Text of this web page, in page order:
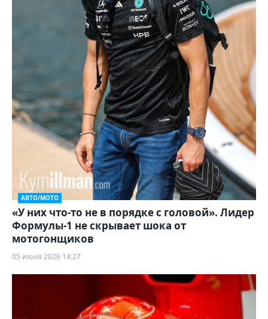
АВТО/МОТО
«У них что-то не в порядке с головой». Лидер
Формулы-1 не скрывает шока от
мотогонщиков
05 июня 2026 14:27